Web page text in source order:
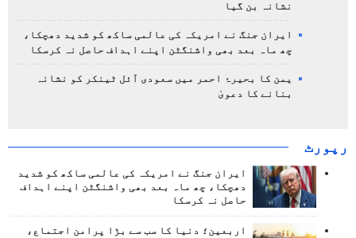
نشانہ بن گیا
ایران جنگ نے امریکہ کی عالمی ساکھ کو شدید دھچکا،
چھ ماہ بعد بھی واشنگٹن اپنے اہداف حاصل نہ کرسکا
یمن کا بحیرۂ احمر میں سعودی آئل ٹینکر کو نشانہ
بنانے کا دعویٰ
رپورٹ
ایران جنگ نے امریکہ کی عالمی ساکھ کو شدید
دھچکا، چھ ماہ بعد بھی واشنگٹن اپنے اہداف
حاصل نہ کرسکا
اربعین؛ دنیا کا سب سے بڑا پرامن اجتماع،